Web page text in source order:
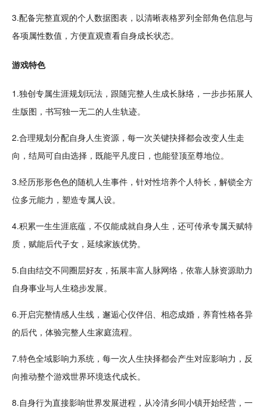
3.配备完整直观的个人数据图表，以清晰表格罗列全部角色信息与
各项属性数值，方便直观查看自身成长状态。
游戏特色
1.独创专属生涯规划玩法，跟随完整人生成长脉络，一步步拓展人
生版图，书写独一无二的人生轨迹。
2.合理规划分配自身人生资源 ，每一次关键抉择都会改变人生走
向，结局可自由选择，既能平凡度日，也能登顶至尊地位。
3.经历形形色色的随机人生事件，针对性培养个人特长， 解锁全方
位多元能力，塑造专属人设。
4.积累一生生涯底蕴，不仅能成就自身人生，还可传承专属天赋特
质，赋能后代子女，延续家族优势。
5.自由结交不同圈层好友，拓展丰富人脉网络，依靠人脉资源助力
自身事业与人生稳步发展。
6.开启完整情感人生线，邂逅心仪伴侣、相恋成婚，养育性格各异
的后代，体验完整人生家庭流程。
7.特色全域影响力系统，每一次人生抉择都会产生对应影响力，反
向推动整个游戏世界环境迭代成长。
8.自身行为直接影响世界发展进程，从冷清乡间小镇开始经营，一